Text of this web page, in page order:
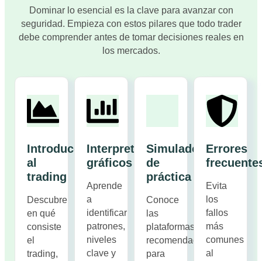
Dominar lo esencial es la clave para avanzar con
seguridad. Empieza con estos pilares que todo trader
debe comprender antes de tomar decisiones reales en
los mercados.
Introducción
al
trading
Descubre
en qué
consiste
el
trading,
Interpretar
gráficos
Aprende
a
identificar
patrones,
niveles
clave y
Simulador
de
práctica
Conoce
las
plataformas
recomendadas
para
Errores
Evita
los
fallos
más
comunes
al